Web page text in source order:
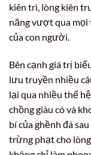
kiên trì, lòng kiên
năng vượt qua
của con người.
Bên cạnh giá trị
lưu truyền nhiều
lại qua nhiều thế
chồng giàu có và
bí của ghềnh đá
trừng phạt cho